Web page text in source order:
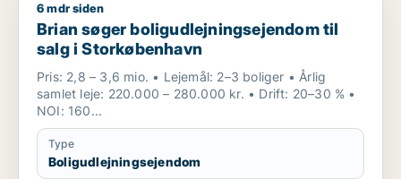
Brian søger boligudlejningsejendom til salg i Storkøbenhavn
6 mdr siden
Brian søger boligudlejningsejendom til
salg i Storkøbenhavn
Pris: 2,8 – 3,6 mio. • Lejemål: 2–3 boliger • Årlig
samlet leje: 220.000 – 280.000 kr. • Drift: 20–30 % •
NOI: 160...
Type
Boligudlejningsejendom